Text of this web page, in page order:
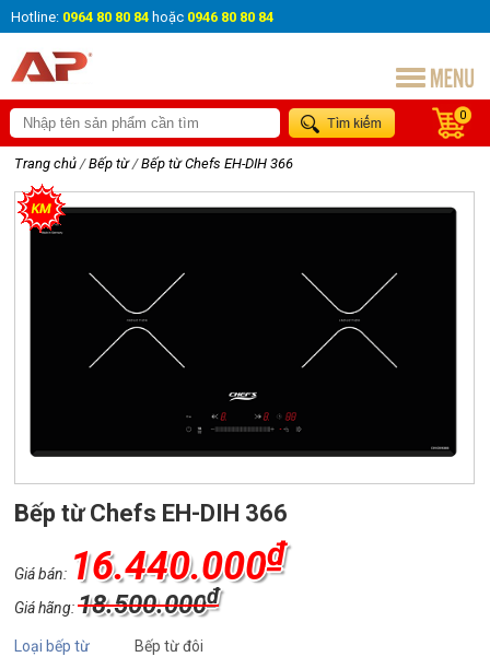
Hotline: 0964 80 80 84 hoặc 0946 80 80 84
0
Trang chủ / Bếp từ / Bếp từ Chefs EH-DIH 366
Bếp từ Chefs EH-DIH 366
Giá bán: 16.440.000₫
Giá hãng:18.500.000₫
Loại bếp từ
Bếp từ đôi